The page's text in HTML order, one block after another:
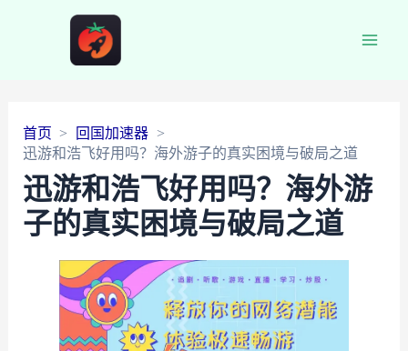
首页
回国加速器
迅游和浩飞好用吗？海外游子的真实困境与破局之道
迅游和浩飞好用吗？海外游
子的真实困境与破局之道